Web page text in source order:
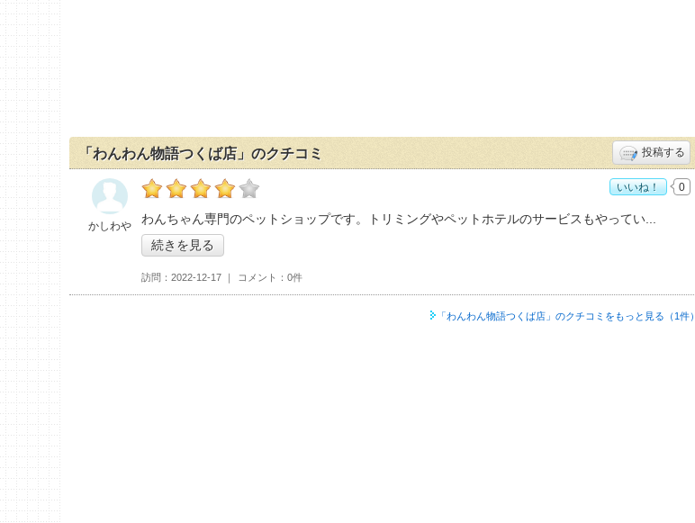
「わんわん物語つくば店」のクチコミ 投稿する
の「わんわん物語つくば店」おすすめ度：
わんちゃん専門のペットショップです。トリミングやペットホテルのサービスもやってい
続きを見る
訪問 2022-12-17 コメント 0件
かしわや
いいね！ 0
「わんわん物語つくば店」のクチコミをもっと見る（1件）